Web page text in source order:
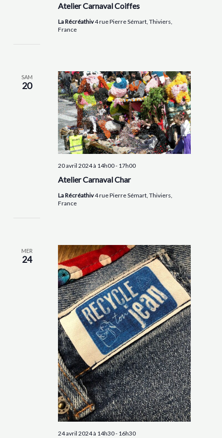
Atelier Carnaval Coiffes
La Récréathiv4 rue Pierre Sémart, Thiviers,
France
SAM
20
Atelier Carnaval Char
20 avril 2024 à 14h00- 17h00
La Récréathiv4 rue Pierre Sémart, Thiviers,
France
MER
24
24 avril 2024 à 14h30- 16h30